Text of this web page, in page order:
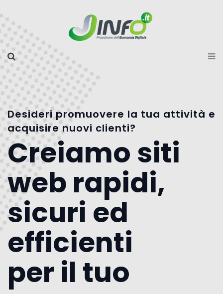
Desideri promuovere la tua attività e
acquisire nuovi clienti?
Creiamo siti
web rapidi,
sicuri ed
efficienti
per il tuo